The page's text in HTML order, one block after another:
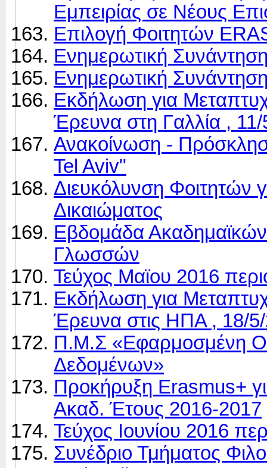
Εμπειρίας σε Νέους
Επιλογή Φοιτητών
Ενημερωτική
Ενημερωτική
Εκδήλωση για
Έρευνα στη Γαλλία ,
Ανακοίνωση -
Tel Aviv"
Διευκόλυνση Φοιτητών
Δικαιώματος
Εβδομάδα Ακαδημαϊκών
Γλωσσών
Τεύχος Μαϊου 2016
Εκδήλωση για
Έρευνα στις ΗΠΑ , 18/
Π.Μ.Σ «Εφαρμοσμένη
Δεδομένων»
Προκήρυξη Erasmus+
Ακαδ. Έτους 2016-2017
Τεύχος Ιουνίου 2016
Συνέδριο Τμήματος